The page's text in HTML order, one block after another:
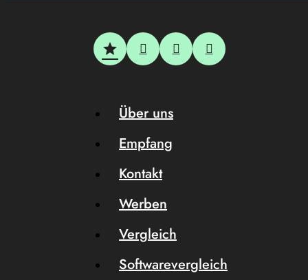
Über uns
Empfang
Kontakt
Werben
Vergleich
Softwarevergleich